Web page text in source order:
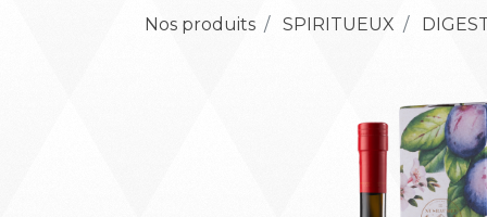
Nos produits SPIRITUEUX